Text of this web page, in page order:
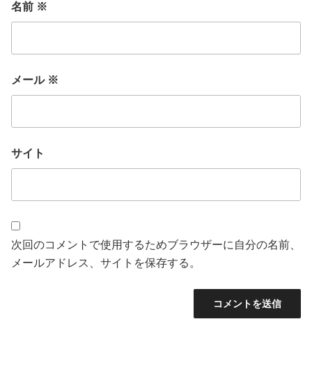
名前 ※
メール ※
サイト
次回のコメントで使用するためブラウザーに自分の名前、
メールアドレス、サイトを保存する。